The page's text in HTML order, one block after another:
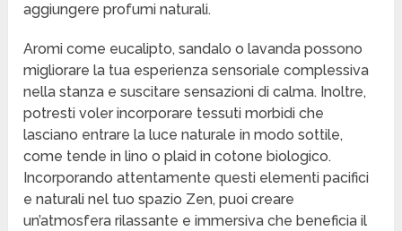
aggiungere profumi naturali.
Aromi come eucalipto, sandalo o lavanda possono
migliorare la tua esperienza sensoriale complessiva
nella stanza e suscitare sensazioni di calma. Inoltre,
potresti voler incorporare tessuti morbidi che
lasciano entrare la luce naturale in modo sottile,
come tende in lino o plaid in cotone biologico.
Incorporando attentamente questi elementi pacifici
e naturali nel tuo spazio Zen, puoi creare
un’atmosfera rilassante e immersiva che beneficia il